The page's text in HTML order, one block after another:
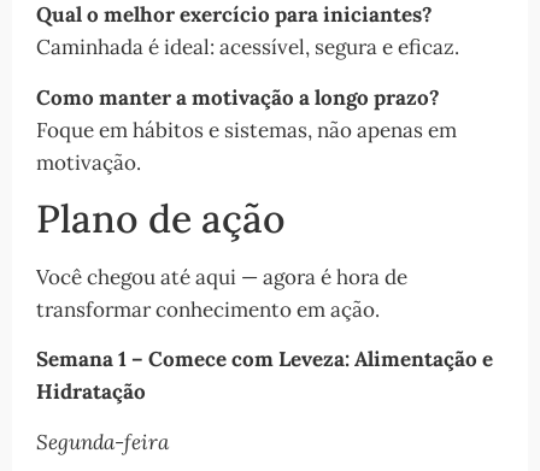
Qual o melhor exercício para iniciantes?
Caminhada é ideal: acessível, segura e eficaz.
Como manter a motivação a longo prazo?
Foque em hábitos e sistemas, não apenas em
motivação.
Plano de ação
Você chegou até aqui — agora é hora de
transformar conhecimento em ação.
Semana 1 – Comece com Leveza: Alimentação e
Hidratação
Segunda-feira